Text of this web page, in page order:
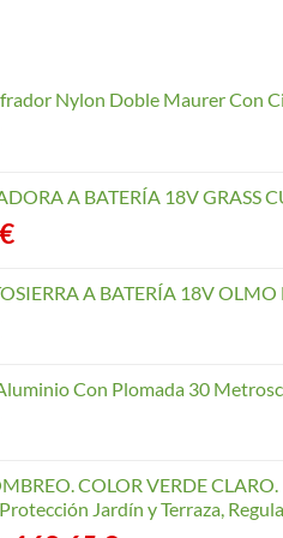
Nylon Doble Maurer Con
A BATERÍA 18V GRASS
€
A BATERÍA 18V OLMO
Con Plomada 30
COLOR VERDE
Jardín y Terraza,